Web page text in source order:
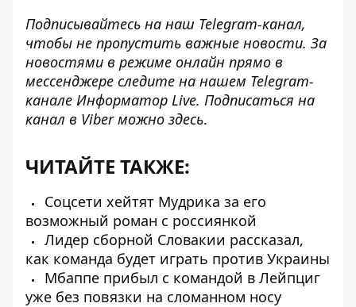
Подписывайтесь на наш Telegram-канал,
чтобы не пропустить важные новости. За
новостями в режиме онлайн прямо в
мессенджере следите на нашем Telegram-
канале Информатор Live. Подписаться на
канал в Viber можно здесь.
ЧИТАЙТЕ ТАКЖЕ:
Соцсети хейтят Мудрика за его
возможный роман с россиянкой
Лидер сборной Словакии рассказал,
как команда будет играть против Украины
Мбаппе прибыл с командой в Лейпциг
уже без повязки на сломанном носу